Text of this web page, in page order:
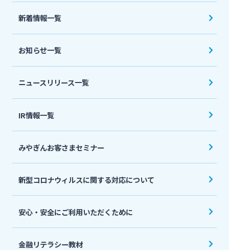
法人・個人事業主のお客さま
宮崎銀行について
ニュースリリース一覧
採用情報
お問い合わせ先一覧
新着情報一覧
お知らせ一覧
ニュースリリース一覧
IR情報一覧
みやぎんお客さまセミナー
新型コロナウィルスに関する対応について
安心・安全にご利用いただくために
金融リテラシー教材